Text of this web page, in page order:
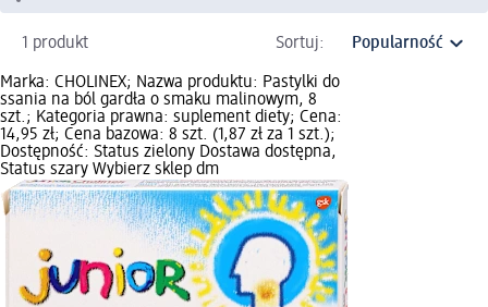
1 produkt Sortuj:
Marka: CHOLINEX; Nazwa produktu: Pastylki do
ssania na ból gardła o smaku malinowym, 8
szt.; Kategoria prawna: suplement diety; Cena:
14,95 zł; Cena bazowa: 8 szt. (1,87 zł za 1 szt.);
Dostępność: Status zielony Dostawa dostępna,
Status szary Wybierz sklep dm